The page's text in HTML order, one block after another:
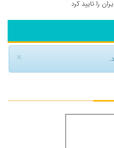
را تایید کرد
×